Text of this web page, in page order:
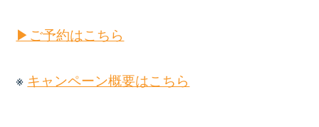
▶ご予約はこちら
※ キャンペーン概要はこちら